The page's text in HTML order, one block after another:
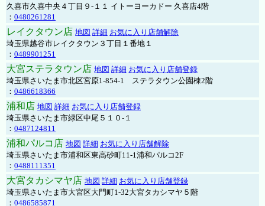
久喜市久喜中央４丁目９-１１ イトーヨーカドー 久喜店4階
： 0480261281
レイクタウン店 地図 詳細 お気に入り店舗解除
埼玉県越谷市レイクタウン３丁目１番地１
： 0489901251
大宮ステラタウン店 地図 詳細 お気に入り店舗登録
埼玉県さいたま市北区宮原1-854-1 ステラタウン公園棟2階
： 0486618366
浦和店 地図 詳細 お気に入り店舗登録
埼玉県さいたま市緑区中尾５１０-１
： 0487124811
浦和パルコ店 地図 詳細 お気に入り店舗解除
埼玉県さいたま市浦和区東高砂町11-1浦和パルコ2F
： 0488111351
大宮タカシマヤ店 地図 詳細 お気に入り店舗登録
埼玉県さいたま市大宮区大門町1-32大宮タカシマヤ５階
： 0486585871